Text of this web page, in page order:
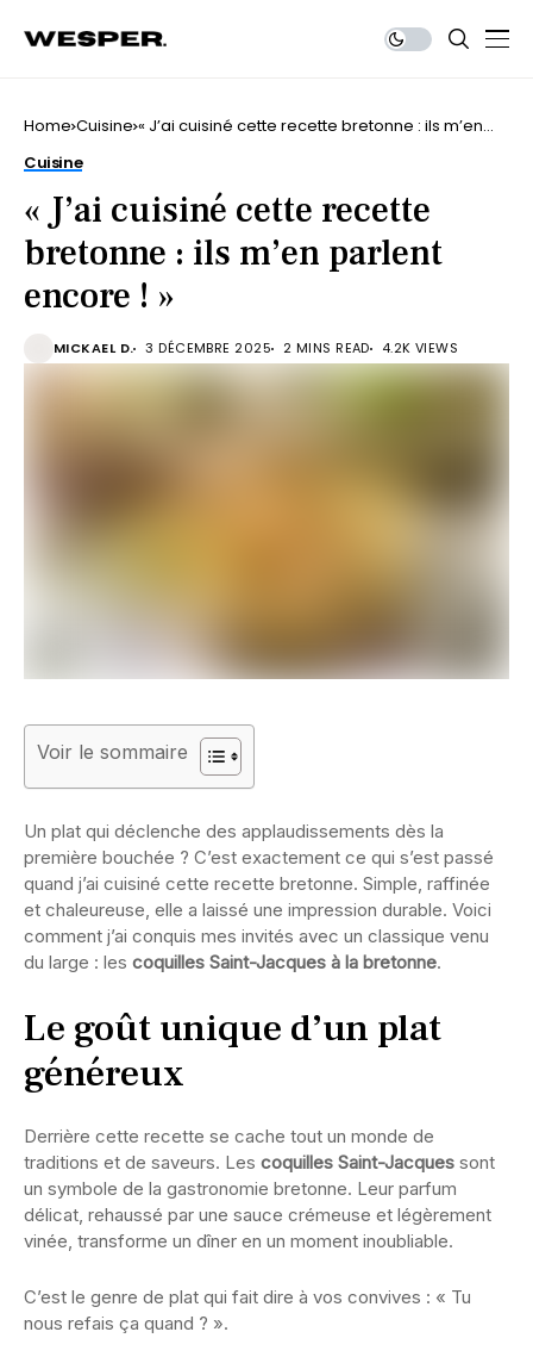
Home Cuisine « J’ai cuisiné cette recette bretonne : ils m’en
Cuisine
« J’ai cuisiné cette recette
bretonne : ils m’en parlent
encore ! »
MICKAEL D. 3 DÉCEMBRE 2025 2 MINS READ 4.2K VIEWS
Voir le sommaire
Un plat qui déclenche des applaudissements dès la
première bouchée ? C’est exactement ce qui s’est passé
quand j’ai cuisiné cette recette bretonne. Simple, raffinée
et chaleureuse, elle a laissé une impression durable. Voici
comment j’ai conquis mes invités avec un classique venu
du large : les coquilles Saint-Jacques à la bretonne.
Le goût unique d’un plat
généreux
Derrière cette recette se cache tout un monde de
traditions et de saveurs. Les coquilles Saint-Jacques sont
un symbole de la gastronomie bretonne. Leur parfum
délicat, rehaussé par une sauce crémeuse et légèrement
vinée, transforme un dîner en un moment inoubliable.
C’est le genre de plat qui fait dire à vos convives : « Tu
nous refais ça quand ? ».